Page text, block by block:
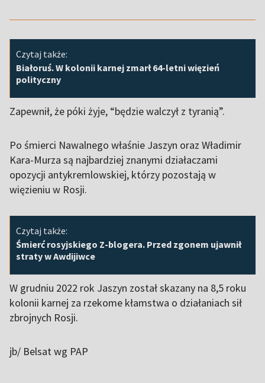
Czytaj także:
Białoruś. W kolonii karnej zmarł 64-letni więzień
polityczny
Zapewnił, że póki żyje, “będzie walczył z tyranią”.
Po śmierci Nawalnego właśnie Jaszyn oraz Władimir
Kara-Murza są najbardziej znanymi działaczami
opozycji antykremlowskiej, którzy pozostają w
więzieniu w Rosji.
Czytaj także:
Śmierć rosyjskiego Z-blogera. Przed zgonem ujawnił
straty w Awdijiwce
W grudniu 2022 rok Jaszyn został skazany na 8,5 roku
kolonii karnej za rzekome kłamstwa o działaniach sił
zbrojnych Rosji.
jb/ Belsat wg PAP